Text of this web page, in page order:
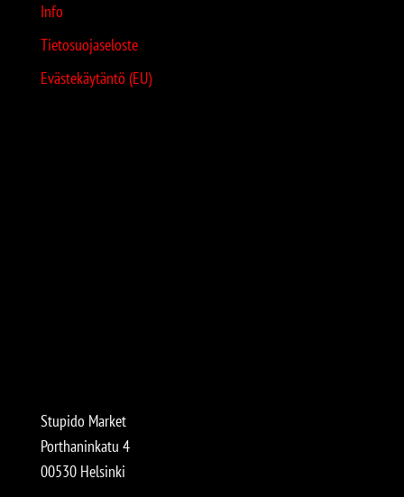
Info
Tietosuojaseloste
Evästekäytäntö (EU)
Stupido Market
Porthaninkatu 4
00530 Helsinki